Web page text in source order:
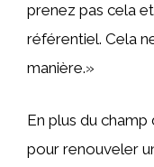
prenez pas cela
référentiel. Cela
manière.»
En plus du champ
pour renouveler